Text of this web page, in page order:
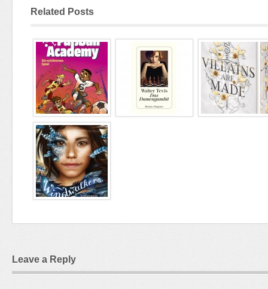
Related Posts
Leave a Reply